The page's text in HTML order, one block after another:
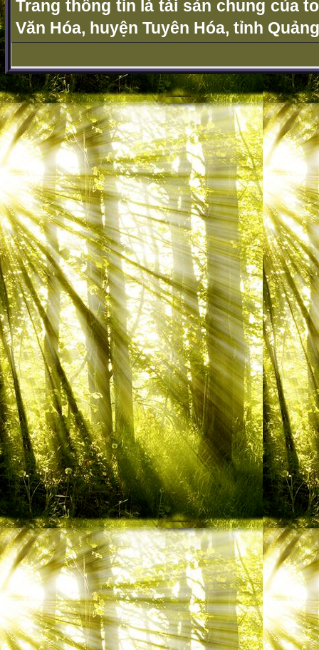
Trang thông tin là tài sản chung của
Văn Hóa, huyện Tuyên Hóa, tỉnh